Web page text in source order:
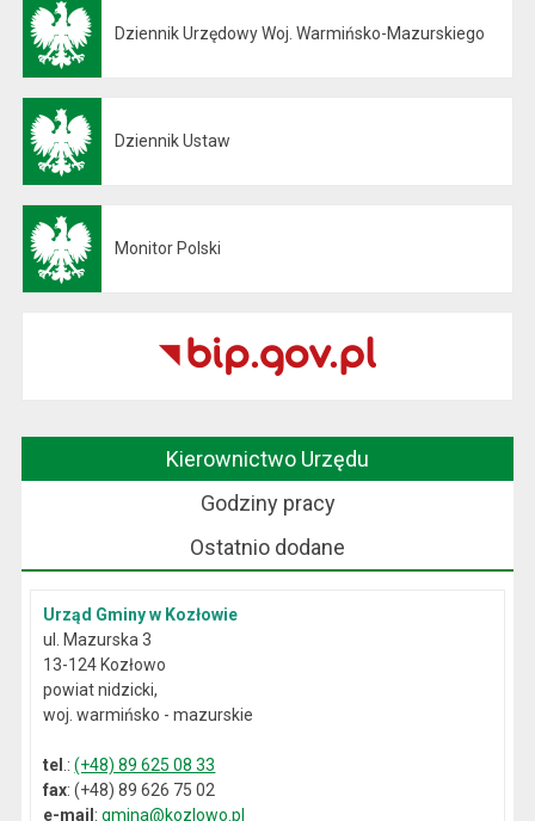
Dziennik Urzędowy Woj. Warmińsko-Mazurskiego
Dziennik Ustaw
Monitor Polski
Kierownictwo Urzędu
Godziny pracy
Ostatnio dodane
Urząd Gminy w Kozłowie
ul. Mazurska 3
13-124 Kozłowo
powiat nidzicki,
woj. warmińsko - mazurskie
tel .:(+48) 89 625 08 33
fax: (+48) 89 626 75 02
e-mail:gmina@kozlowo.pl